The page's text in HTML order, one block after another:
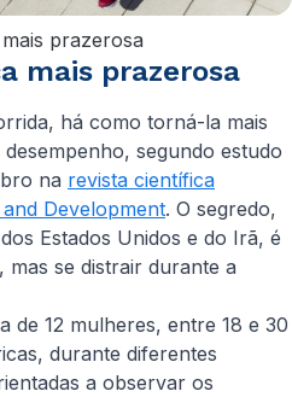
prazerosa
mais prazerosa
há como torná-la mais
segundo estudo
na revista científica
Development. O segredo,
Estados Unidos e do Irã, é
se distrair durante a
de 12 mulheres, entre 18 e 30
durante diferentes
a observar os